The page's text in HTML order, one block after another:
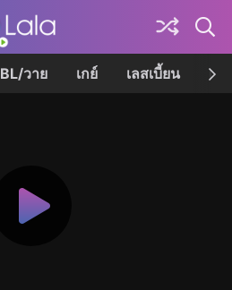
BL/วาย เกย์ เลสเบี้ยน เค